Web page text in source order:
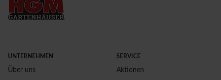
UNTERNEHMEN
Über uns
SERVICE
Aktionen